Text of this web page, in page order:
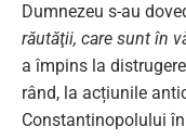
Dumnezeu s-au
răutăţii, care sunt în
a împins la
rând, la acțiunile
Constantinopolului